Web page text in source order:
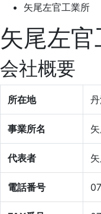
矢尾左官工業所
矢尾左
会社概要
所在地
事業所名
代表者
電話番号